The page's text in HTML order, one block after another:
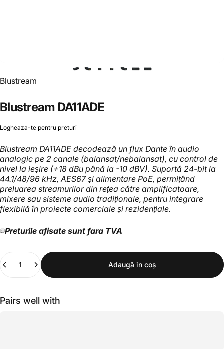
Furnizor:
Blustream
Blustream DA11ADE
Logheaza-te pentru preturi
Blustream DA11ADE decodează un flux Dante în audio
analogic pe 2 canale (balansat/nebalansat), cu control de
nivel la ieșire (+18 dBu până la -10 dBV). Suportă 24-bit la
44.1/48/96 kHz, AES67 și alimentare PoE, permițând
preluarea streamurilor din rețea către amplificatoare,
mixere sau sisteme audio tradiționale, pentru integrare
flexibilă în proiecte comerciale și rezidențiale.
Preturile afisate sunt fara TVA
Cantitate
Adaugă in coş
Pairs well with